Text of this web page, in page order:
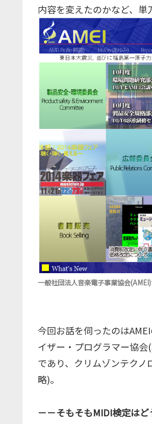
内容を変えたのかなど、単
一般社団法人音楽電子事業協会
今回お話を伺ったのは
イザー・プログラマー協
であり、クリムゾンテク
略)。
－－そもそもMIDI検定は